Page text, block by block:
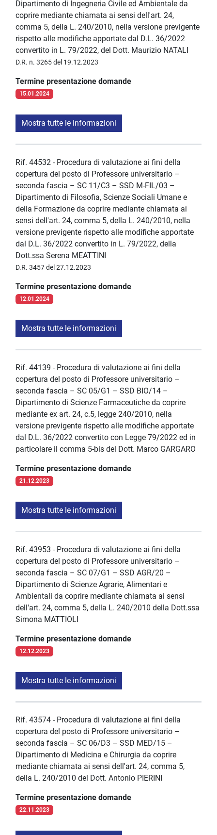
Dipartimento di Ingegneria Civile ed Ambientale da
coprire mediante chiamata ai sensi dell'art. 24,
comma 5, della L. 240/2010, nella versione previgente
rispetto alle modifiche apportate dal D.L. 36/2022
convertito in L. 79/2022, del Dott. Maurizio NATALI
D.R. n. 3265 del 19.12.2023
Termine presentazione domande
15.01.2024
Mostra tutte le informazioni
Rif. 44532 - Procedura di valutazione ai fini della
copertura del posto di Professore universitario –
seconda fascia – SC 11/C3 – SSD M-FIL/03 –
Dipartimento di Filosofia, Scienze Sociali Umane e
della Formazione da coprire mediante chiamata ai
sensi dell'art. 24, comma 5, della L. 240/2010, nella
versione previgente rispetto alle modifiche apportate
dal D.L. 36/2022 convertito in L. 79/2022, della
Dott.ssa Serena MEATTINI
D.R. 3457 del 27.12.2023
Termine presentazione domande
12.01.2024
Mostra tutte le informazioni
Rif. 44139 - Procedura di valutazione ai fini della
copertura del posto di Professore universitario –
seconda fascia – SC 05/G1 – SSD BIO/14 –
Dipartimento di Scienze Farmaceutiche da coprire
mediante ex art. 24, c.5, legge 240/2010, nella
versione previgente rispetto alle modifiche apportate
dal D.L. 36/2022 convertito con Legge 79/2022 ed in
particolare il comma 5-bis del Dott. Marco GARGARO
Termine presentazione domande
21.12.2023
Mostra tutte le informazioni
Rif. 43953 - Procedura di valutazione ai fini della
copertura del posto di Professore universitario –
seconda fascia – SC 07/G1 – SSD AGR/20 –
Dipartimento di Scienze Agrarie, Alimentari e
Ambientali da coprire mediante chiamata ai sensi
dell'art. 24, comma 5, della L. 240/2010 della Dott.ssa
Simona MATTIOLI
Termine presentazione domande
12.12.2023
Mostra tutte le informazioni
Rif. 43574 - Procedura di valutazione ai fini della
copertura del posto di Professore universitario –
seconda fascia – SC 06/D3 – SSD MED/15 –
Dipartimento di Medicina e Chirurgia da coprire
mediante chiamata ai sensi dell'art. 24, comma 5,
della L. 240/2010 del Dott. Antonio PIERINI
Termine presentazione domande
22.11.2023